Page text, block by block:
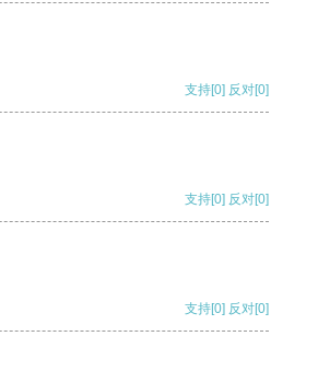
支持[0] 反对[0]
支持[0] 反对[0]
支持[0] 反对[0]